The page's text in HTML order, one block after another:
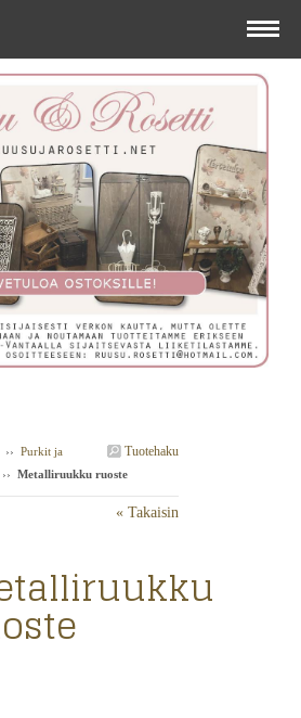
Tuotehaku
›› Purkit ja
›› Metalliruukku ruoste
« Takaisin